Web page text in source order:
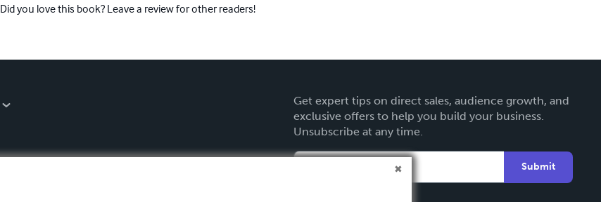
Did you love this book? Leave a review for other readers!
Get expert tips on direct sales, audience growth, and
exclusive offers to help you build your business.
Unsubscribe at any time.
Submit